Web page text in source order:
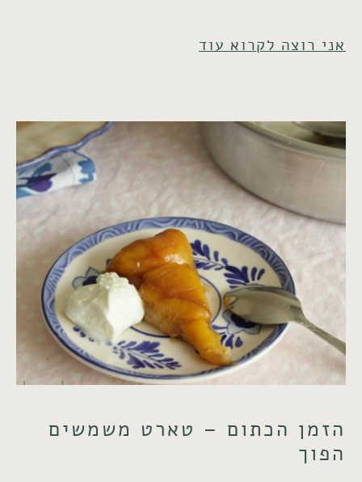
אני רוצה לקרוא עוד
הזמן הכתום – טארט משמשים
הפוך